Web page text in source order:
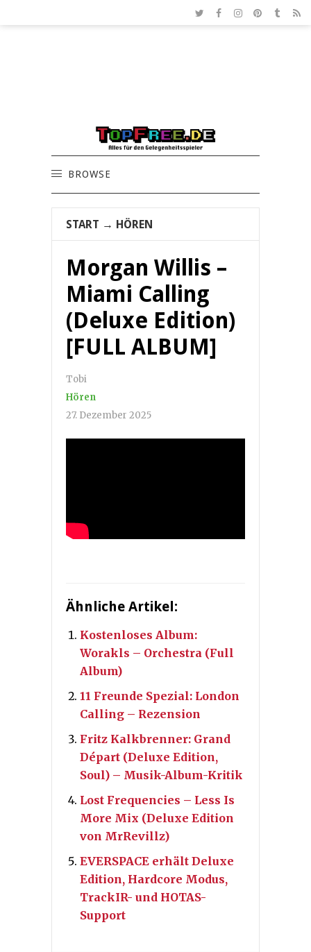
BROWSE
START → HÖREN
Morgan Willis –
Miami Calling
(Deluxe Edition)
[FULL ALBUM]
Tobi
Hören
27. Dezember 2025
Ähnliche Artikel:
Kostenloses Album:
Worakls – Orchestra (Full
Album)
11 Freunde Spezial: London
Calling – Rezension
Fritz Kalkbrenner: Grand
Départ (Deluxe Edition,
Soul) – Musik-Album-Kritik
Lost Frequencies – Less Is
More Mix (Deluxe Edition
von MrRevillz)
EVERSPACE erhält Deluxe
Edition, Hardcore Modus,
TrackIR- und HOTAS-
Support